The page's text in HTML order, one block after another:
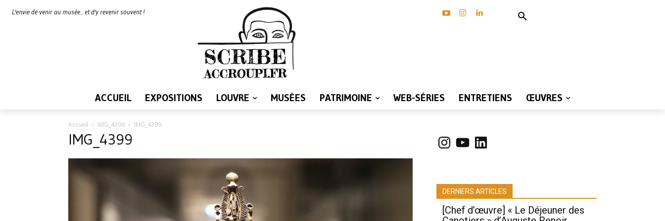
L'envie de venir au musée... et d'y revenir souvent !
ACCUEIL EXPOSITIONS LOUVRE MUSÉES PATRIMOINE WEB-SÉRIES ENTRETIENS ŒUVRES
Accueil IMG_4399 IMG_4399
IMG_4399 Instagram
YouTubeLinkedIn
DERNIERS ARTICLES
[Chef d’œuvre] « Le Déjeuner des